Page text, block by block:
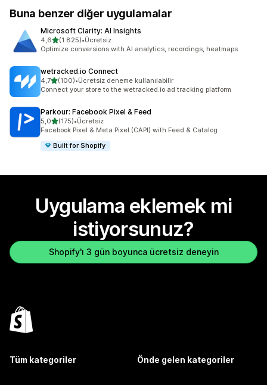
Buna benzer diğer uygulamalar
Microsoft Clarity: AI Insights
4,65 yıldız üzerinden
(1.825)
toplam 1825 değerlendirme
•Ücretsiz
Optimize conversions with AI analytics, recordings, heatmaps
wetracked.io Connect
4,75 yıldız üzerinden
(100)
toplam 100 değerlendirme
•Ücretsiz deneme kullanılabilir
Connect your store to the wetracked.io ad tracking platform
Parkour: Facebook Pixel & Feed
5,05 yıldız üzerinden
(175)
toplam 175 değerlendirme
•Ücretsiz
Facebook Pixel & Meta Pixel (CAPI) with Feed & Catalog
Built for Shopify
Uygulama eklemek mi
istiyorsunuz?
Shopify'ı 3 gün boyunca ücretsiz deneyin
Tüm kategoriler Önde gelen kategoriler